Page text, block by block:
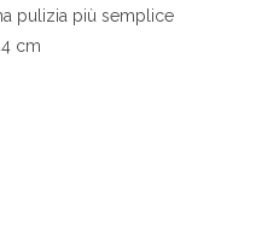
pulizia più semplice
cm